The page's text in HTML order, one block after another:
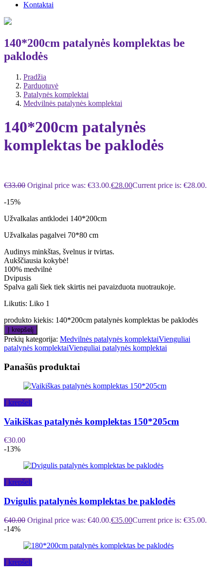
Kontaktai
140*200cm patalynės komplektas be
paklodės
Pradžia
Parduotuvė
Patalynės komplektai
Medvilnės patalynės komplektai
140*200cm patalynės
komplektas be paklodės
€33.00 Original price was: €33.00.€28.00Current price is: €28.00.
-15%
Užvalkalas antklodei 140*200cm
Užvalkalas pagalvei 70*80 cm
Audinys minkštas, švelnus ir tvirtas.
Aukščiausia kokybė!
100% medvilnė
Dvipusis
Spalva gali šiek tiek skirtis nei pavaizduota nuotraukoje.
Likutis: Liko 1
produkto kiekis: 140*200cm patalynės komplektas be paklodės
Į krepšelį
Prekių kategorija: Medvilnės patalynės komplektaiVienguliai
patalynės komplektaiVienguliai patalynės komplektai
Panašūs produktai
Į krepšelį
Vaikiškas patalynės komplektas 150*205cm
€30.00
-13%
Į krepšelį
Dvigulis patalynės komplektas be paklodės
€40.00 Original price was: €40.00.€35.00Current price is: €35.00.
-14%
Į krepšelį